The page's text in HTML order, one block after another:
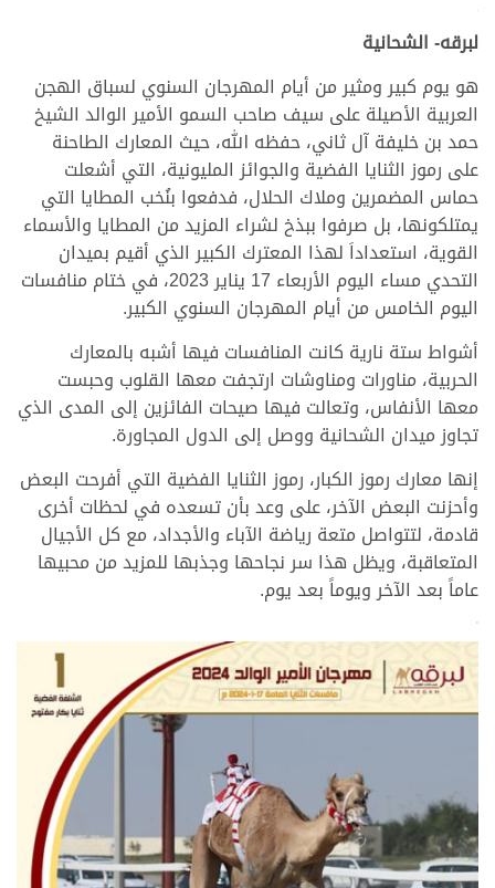
.
لبرقه- الشحانية
هو يوم كبير ومثير من أيام المهرجان السنوي لسباق الهجن
العربية الأصيلة على سيف صاحب السمو الأمير الوالد الشيخ
حمد بن خليفة آل ثاني، حفظه الله، حيث المعارك الطاحنة
على رموز الثنايا الفضية والجوائز المليونية، التي أشعلت
حماس المضمرين وملاك الحلال، فدفعوا بنُخب المطايا التي
يمتلكونها، بل صرفوا ببذخ لشراء المزيد من المطايا والأسماء
القوية، استعداداَ لهذا المعترك الكبير الذي أقيم بميدان
التحدي مساء اليوم الأربعاء 17 يناير 2023، في ختام منافسات
اليوم الخامس من أيام المهرجان السنوي الكبير.
أشواط ستة نارية كانت المنافسات فيها أشبه بالمعارك
الحربية، مناورات ومناوشات ارتجفت معها القلوب وحبست
معها الأنفاس، وتعالت فيها صيحات الفائزين إلى المدى الذي
تجاوز ميدان الشحانية ووصل إلى الدول المجاورة.
إنها معارك رموز الكبار، رموز الثنايا الفضية التي أفرحت البعض
وأحزنت البعض الآخر، على وعد بأن تسعده في لحظات أخرى
قادمة، لتتواصل متعة رياضة الآباء والأجداد، مع كل الأجيال
المتعاقبة، ويظل هذا سر نجاحها وجذبها للمزيد من محبيها
عاماً بعد الآخر ويوماً بعد يوم.
>